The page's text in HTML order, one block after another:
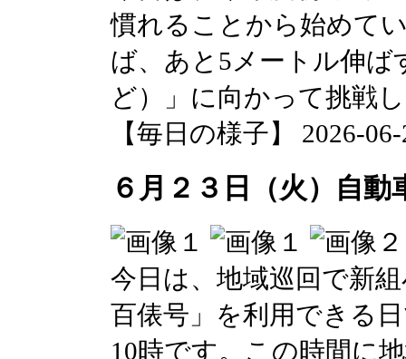
慣れることから始めて
ば、あと5メートル伸ば
ど）」に向かって挑戦
【毎日の様子】 2026-
６月２３日（火）自
今日は、地域巡回で新
百俵号」を利用できる
10時です。この時間に